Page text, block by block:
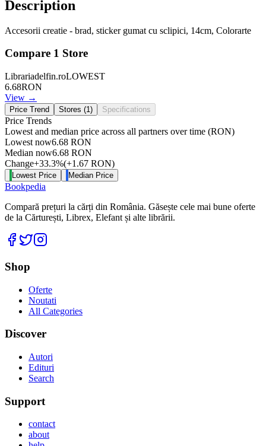
Description
Accesorii creatie - brad, sticker gumat cu sclipici, 14cm, Colorarte
Compare 1 Store
Librariadelfin.roLOWEST
6.68RON
View →
Price Trend Stores (1) Specifications
Price Trends
Lowest and median price across all partners over time (RON)
Lowest now6.68 RON
Median now6.68 RON
Change+33.3%(+1.67 RON)
Lowest Price Median Price
Bookpedia
Compară prețuri la cărți din România. Găsește cele mai bune oferte
de la Cărturești, Librex, Elefant și alte librării.
Facebook
Twitter
Shop
Oferte
Noutati
All Categories
Discover
Autori
Edituri
Search
Support
contact
about